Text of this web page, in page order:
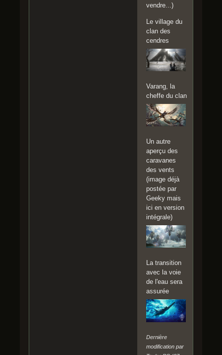
vendre...)
Le village du
clan des
cendres
Varang, la
cheffe du clan
Un autre
aperçu des
caravanes
des vents
(image déjà
postée par
Geeky mais
ici en version
intégrale)
La transition
avec la voie
de l'eau sera
assurée
Dernière
modification par